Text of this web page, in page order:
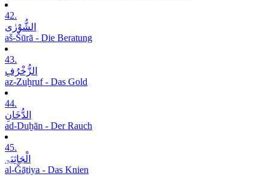
42.
الشُّوْرٰی
aš-Šūrā - Die Beratung
43.
الزُّخْرُفِ
az-Zuḫruf - Das Gold
44.
الدُّخَانِ
ad-Duḫān - Der Rauch
45.
الْجَاثِیَۃِ
al-Ǧāṯiya - Das Knien